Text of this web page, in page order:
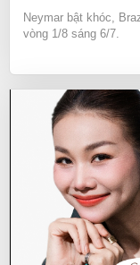
Neymar bật khóc,
vòng 1/8 sáng 6/7.